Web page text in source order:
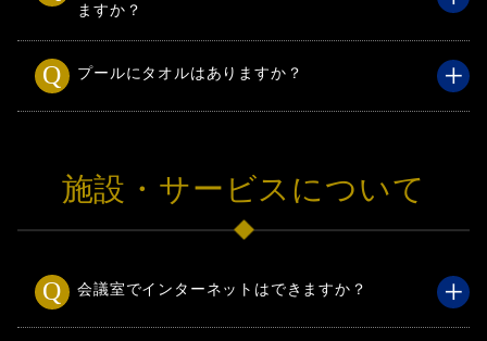
ますか？
プールにタオルはありますか？
施設・サービスについて
会議室でインターネットはできますか？